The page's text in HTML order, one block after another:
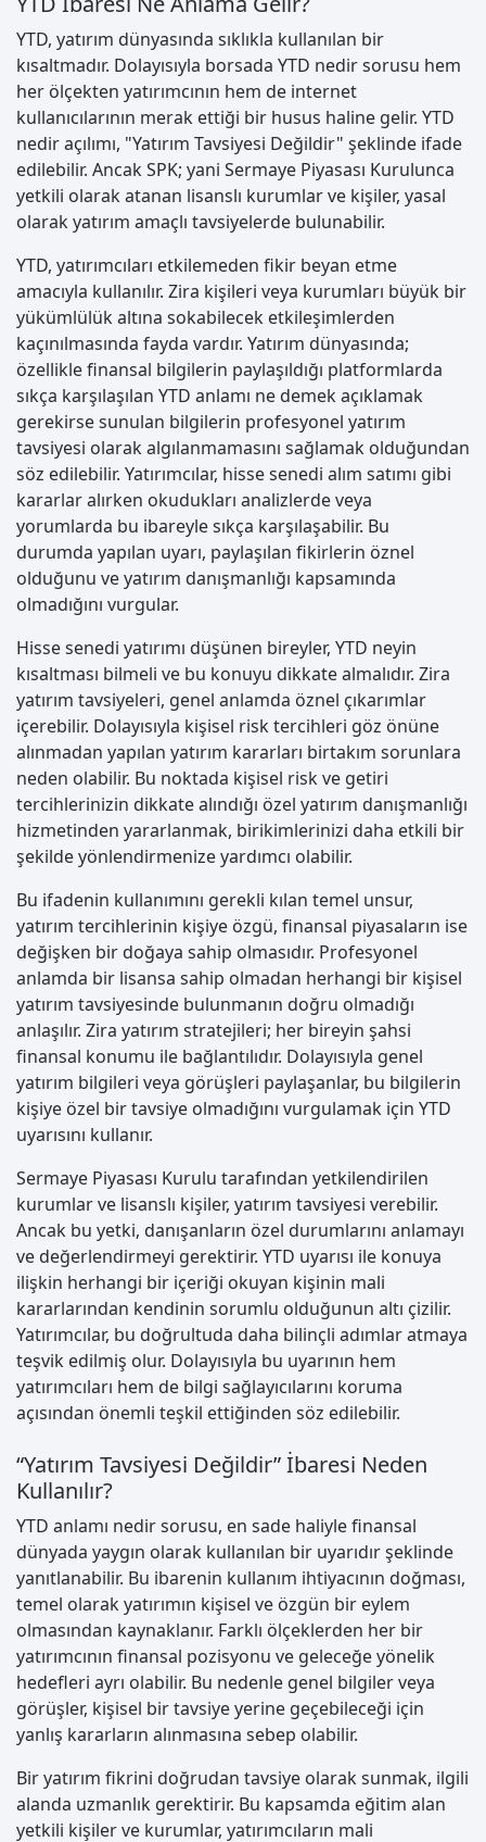
YTD, yatırım dünyasında sıklıkla kullanılan bir
kısaltmadır. Dolayısıyla borsada YTD nedir sorusu hem
her ölçekten yatırımcının hem de internet
kullanıcılarının merak ettiği bir husus haline gelir. YTD
nedir açılımı, "Yatırım Tavsiyesi Değildir" şeklinde ifade
edilebilir. Ancak SPK; yani Sermaye Piyasası Kurulunca
yetkili olarak atanan lisanslı kurumlar ve kişiler, yasal
olarak yatırım amaçlı tavsiyelerde bulunabilir.
YTD, yatırımcıları etkilemeden fikir beyan etme
amacıyla kullanılır. Zira kişileri veya kurumları büyük bir
yükümlülük altına sokabilecek etkileşimlerden
kaçınılmasında fayda vardır. Yatırım dünyasında;
özellikle finansal bilgilerin paylaşıldığı platformlarda
sıkça karşılaşılan YTD anlamı ne demek açıklamak
gerekirse sunulan bilgilerin profesyonel yatırım
tavsiyesi olarak algılanmamasını sağlamak olduğundan
söz edilebilir. Yatırımcılar, hisse senedi alım satımı gibi
kararlar alırken okudukları analizlerde veya
yorumlarda bu ibareyle sıkça karşılaşabilir. Bu
durumda yapılan uyarı, paylaşılan fikirlerin öznel
olduğunu ve yatırım danışmanlığı kapsamında
olmadığını vurgular.
Hisse senedi yatırımı düşünen bireyler, YTD neyin
kısaltması bilmeli ve bu konuyu dikkate almalıdır. Zira
yatırım tavsiyeleri, genel anlamda öznel çıkarımlar
içerebilir. Dolayısıyla kişisel risk tercihleri göz önüne
alınmadan yapılan yatırım kararları birtakım sorunlara
neden olabilir. Bu noktada kişisel risk ve getiri
tercihlerinizin dikkate alındığı özel yatırım danışmanlığı
hizmetinden yararlanmak, birikimlerinizi daha etkili bir
şekilde yönlendirmenize yardımcı olabilir.
Bu ifadenin kullanımını gerekli kılan temel unsur,
yatırım tercihlerinin kişiye özgü, finansal piyasaların ise
değişken bir doğaya sahip olmasıdır. Profesyonel
anlamda bir lisansa sahip olmadan herhangi bir kişisel
yatırım tavsiyesinde bulunmanın doğru olmadığı
anlaşılır. Zira yatırım stratejileri; her bireyin şahsi
finansal konumu ile bağlantılıdır. Dolayısıyla genel
yatırım bilgileri veya görüşleri paylaşanlar, bu bilgilerin
kişiye özel bir tavsiye olmadığını vurgulamak için YTD
uyarısını kullanır.
Sermaye Piyasası Kurulu tarafından yetkilendirilen
kurumlar ve lisanslı kişiler, yatırım tavsiyesi verebilir.
Ancak bu yetki, danışanların özel durumlarını anlamayı
ve değerlendirmeyi gerektirir. YTD uyarısı ile konuya
ilişkin herhangi bir içeriği okuyan kişinin mali
kararlarından kendinin sorumlu olduğunun altı çizilir.
Yatırımcılar, bu doğrultuda daha bilinçli adımlar atmaya
teşvik edilmiş olur. Dolayısıyla bu uyarının hem
yatırımcıları hem de bilgi sağlayıcılarını koruma
açısından önemli teşkil ettiğinden söz edilebilir.
“Yatırım Tavsiyesi Değildir” İbaresi Neden
Kullanılır?
YTD anlamı nedir sorusu, en sade haliyle finansal
dünyada yaygın olarak kullanılan bir uyarıdır şeklinde
yanıtlanabilir. Bu ibarenin kullanım ihtiyacının doğması,
temel olarak yatırımın kişisel ve özgün bir eylem
olmasından kaynaklanır. Farklı ölçeklerden her bir
yatırımcının finansal pozisyonu ve geleceğe yönelik
hedefleri ayrı olabilir. Bu nedenle genel bilgiler veya
görüşler, kişisel bir tavsiye yerine geçebileceği için
yanlış kararların alınmasına sebep olabilir.
Bir yatırım fikrini doğrudan tavsiye olarak sunmak, ilgili
alanda uzmanlık gerektirir. Bu kapsamda eğitim alan
yetkili kişiler ve kurumlar, yatırımcıların mali